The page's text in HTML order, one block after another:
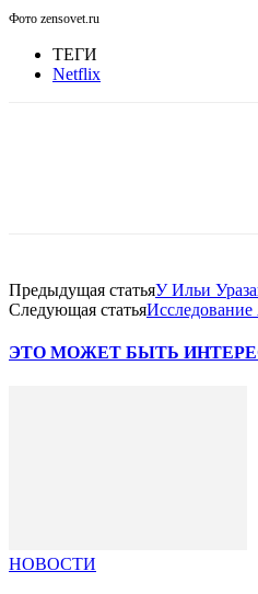
Фото zensovet.ru
ТЕГИ
Netflix
Предыдущая статьяУ Ильи
Следующая статьяИсследование
ЭТО МОЖЕТ БЫТЬ
НОВОСТИ